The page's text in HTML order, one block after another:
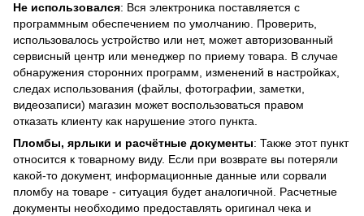
Не использовался: Вся электроника поставляется с
программным обеспечением по умолчанию. Проверить,
использовалось устройство или нет, может авторизованный
сервисный центр или менеджер по приему товара. В случае
обнаружения сторонних программ, изменений в настройках,
следах использования (файлы, фотографии, заметки,
видеозаписи) магазин может воспользоваться правом
отказать клиенту как нарушение этого пункта.
Пломбы, ярлыки и расчётные документы: Также этот пункт
относится к товарному виду. Если при возврате вы потеряли
какой-то документ, информационные данные или сорвали
пломбу на товаре - ситуация будет аналогичной. Расчетные
документы необходимо предоставлять оригинал чека и